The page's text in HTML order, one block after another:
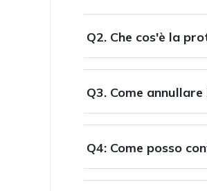
Q2. Che cos'è la
Q3. Come
Q4: Come posso